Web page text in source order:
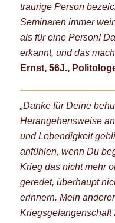
traurige Person
Seminaren immer
als für eine Person!
erkannt, und das
Ernst, 56J.,
„Danke für Deine
Herangehensweise
und Lebendigkeit
anfühlen, wenn Du
Krieg das nicht mehr
geredet, überhaupt
erinnern. Mein
Kriegsgefangenschaft